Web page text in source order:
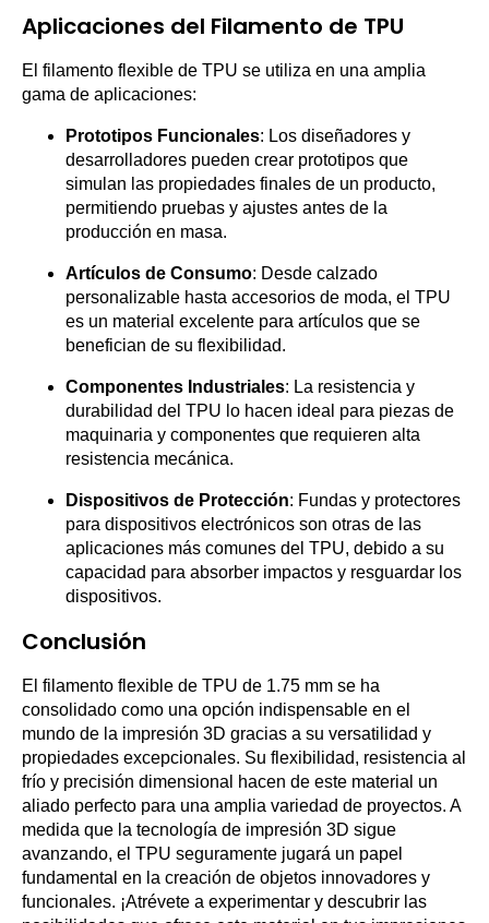
Aplicaciones del Filamento de TPU
El filamento flexible de TPU se utiliza en una amplia
gama de aplicaciones:
Prototipos Funcionales: Los diseñadores y
desarrolladores pueden crear prototipos que
simulan las propiedades finales de un producto,
permitiendo pruebas y ajustes antes de la
producción en masa.
Artículos de Consumo: Desde calzado
personalizable hasta accesorios de moda, el TPU
es un material excelente para artículos que se
benefician de su flexibilidad.
Componentes Industriales: La resistencia y
durabilidad del TPU lo hacen ideal para piezas de
maquinaria y componentes que requieren alta
resistencia mecánica.
Dispositivos de Protección: Fundas y protectores
para dispositivos electrónicos son otras de las
aplicaciones más comunes del TPU, debido a su
capacidad para absorber impactos y resguardar los
dispositivos.
Conclusión
El filamento flexible de TPU de 1.75 mm se ha
consolidado como una opción indispensable en el
mundo de la impresión 3D gracias a su versatilidad y
propiedades excepcionales. Su flexibilidad, resistencia al
frío y precisión dimensional hacen de este material un
aliado perfecto para una amplia variedad de proyectos. A
medida que la tecnología de impresión 3D sigue
avanzando, el TPU seguramente jugará un papel
fundamental en la creación de objetos innovadores y
funcionales. ¡Atrévete a experimentar y descubrir las